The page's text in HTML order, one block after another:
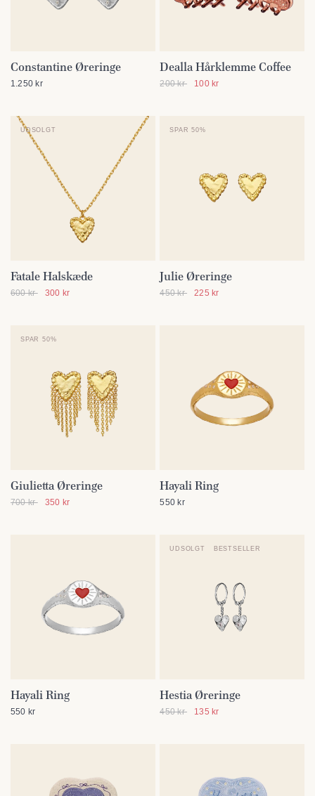
SE DETALJER
Constantine Øreringe
1.250 kr
SE DETALJER
Dealla Hårklemme Coffee
200 kr 100 kr
UDSOLGT
SE DETALJER
Fatale Halskæde
600 kr 300 kr
SPAR 50%
SE DETALJER
Julie Øreringe
450 kr 225 kr
SPAR 50%
SE DETALJER
Giulietta Øreringe
700 kr 350 kr
SE DETALJER
Hayali Ring
550 kr
SE DETALJER
Hayali Ring
550 kr
UDSOLGT BESTSELLER
SE DETALJER
Hestia Øreringe
450 kr 135 kr